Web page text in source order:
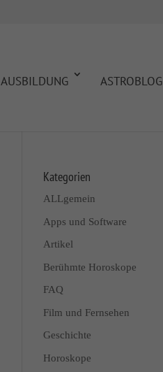
AUSBILDUNG ASTROBLOG
Kategorien
ALLgemein
Apps und Software
Artikel
Berühmte Horoskope
FAQ
Film und Fernsehen
Geschichte
Horoskope